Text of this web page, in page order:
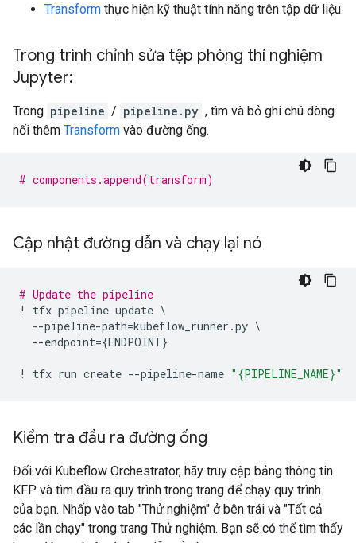
Transform thực hiện kỹ thuật tính năng trên tập dữ liệu.
Trong trình chỉnh sửa tệp phòng thí nghiệm
Jupyter:
Trong pipeline / pipeline.py , tìm và bỏ ghi chú dòng
nối thêm Transform vào đường ống.
# components.append(transform)
Cập nhật đường dẫn và chạy lại nó
# Update the pipeline
!
tfx pipeline update \
--pipeline-path=kubeflow_runner .py \
--endpoint={ENDPOINT}
! tfx run create --pipeline-name " {PIPELINE_NAME}"
Kiểm tra đầu ra đường ống
Đối với Kubeflow Orchestrator, hãy truy cập bảng thông tin
KFP và tìm đầu ra quy trình trong trang để chạy quy trình
của bạn. Nhấp vào tab "Thử nghiệm" ở bên trái và "Tất cả
các lần chạy" trong trang Thử nghiệm. Bạn sẽ có thể tìm thấy